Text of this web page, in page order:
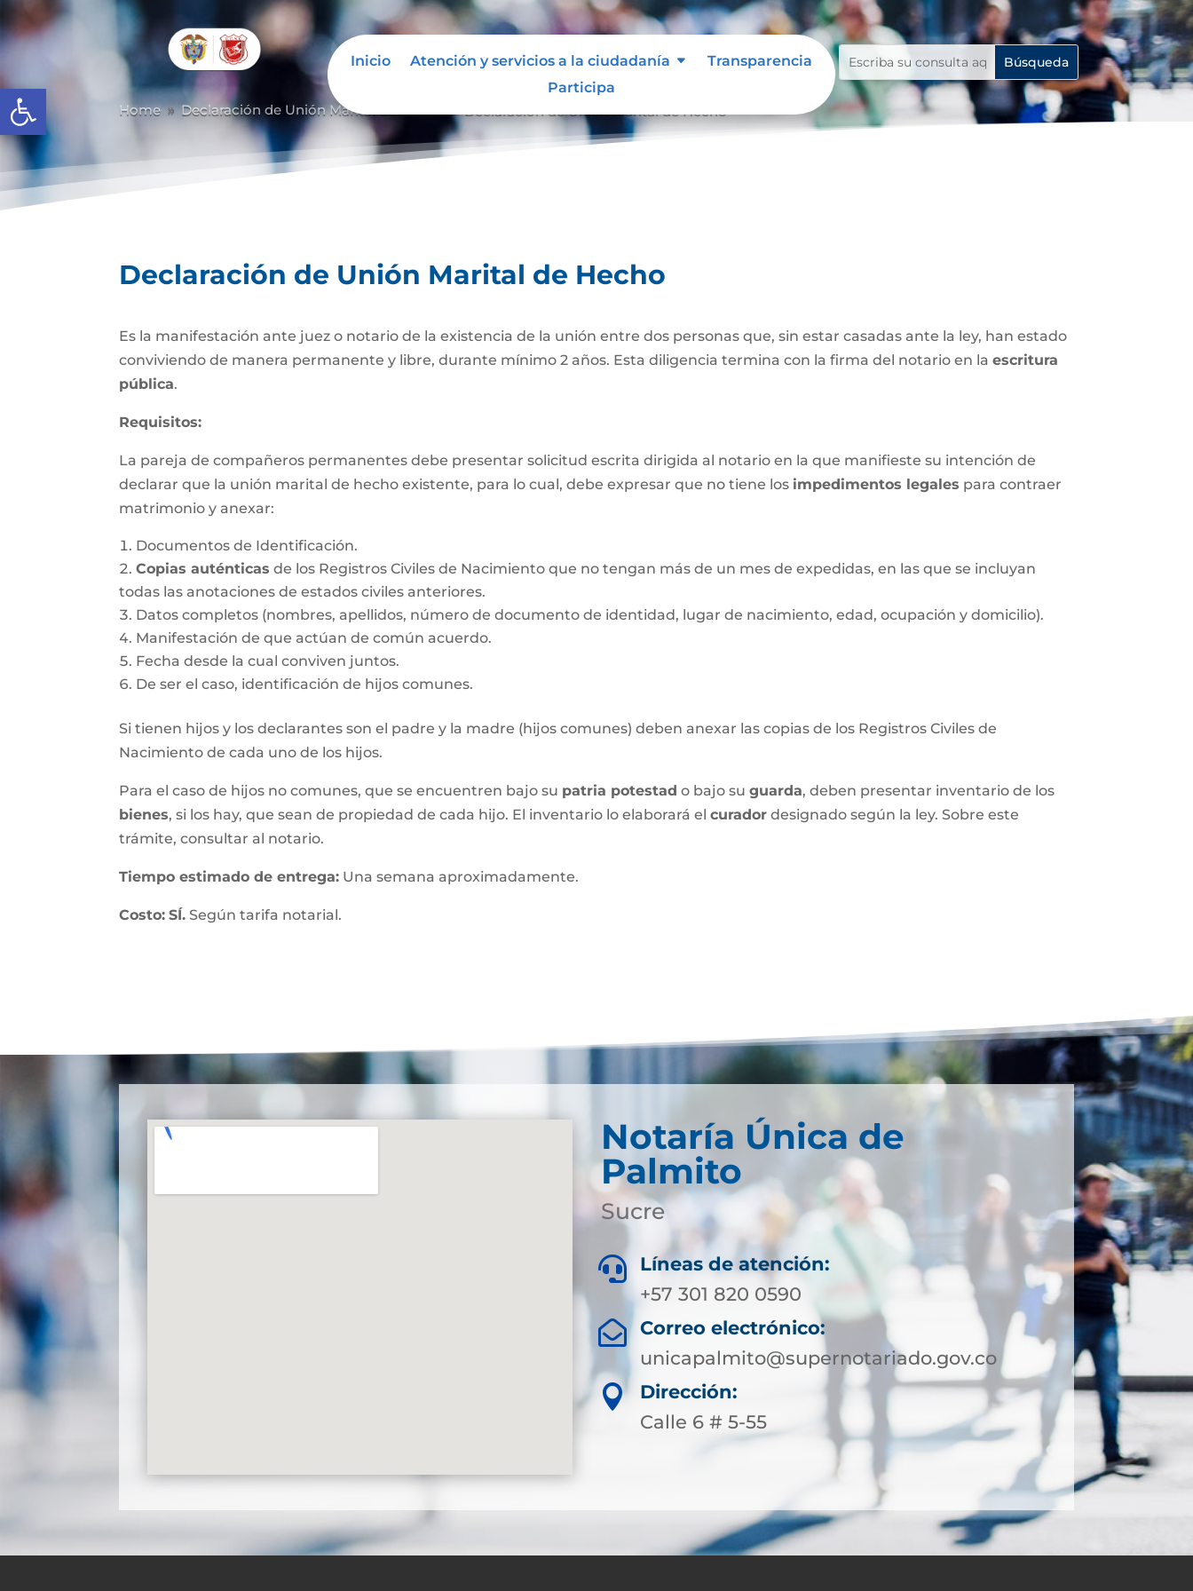
Abrir barra de herramientas
Inicio Atención y servicios a la ciudadanía
Transparencia
Participa
Home 9 Declaración de Unión Marital de Hecho
Declaración de Unión Marital de Hecho
Es la manifestación ante juez o notario de la existencia de la unión entre dos personas que, sin estar casadas ante la ley, han estado
conviviendo de manera permanente y libre, durante mínimo 2 años. Esta diligencia termina con la firma del notario en laescritura
pública.
Requisitos:
La pareja de compañeros permanentes debe presentar solicitud escrita dirigida al notario en la que manifieste su intención de
declarar que la unión marital de hecho existente, para lo cual, debe expresar que no tiene los impedimentos legales para contraer
matrimonio y anexar:
Documentos de Identificación.
Copias auténticas de los Registros Civiles de Nacimiento que no tengan más de un mes de expedidas, en las que se incluyan
todas las anotaciones de estados civiles anteriores.
Datos completos (nombres, apellidos, número de documento de identidad, lugar de nacimiento, edad, ocupación y domicilio).
Manifestación de que actúan de común acuerdo.
Fecha desde la cual conviven juntos.
De ser el caso, identificación de hijos comunes.
Si tienen hijos y los declarantes son el padre y la madre (hijos comunes) deben anexar las copias de los Registros Civiles de
Nacimiento de cada uno de los hijos.
Para el caso de hijos no comunes, que se encuentren bajo su patria potestad o bajo suguarda, deben presentar inventario de los
bienes, si los hay, que sean de propiedad de cada hijo. El inventario lo elaborará elcurador designado según la ley. Sobre este
trámite, consultar al notario.
Tiempo estimado de entrega: Una semana aproximadamente.
Costo: SÍ. Según tarifa notarial.
Notaría Única de
Palmito
Sucre

Líneas de atención:
+57 301 820 0590

Correo electrónico:
unicapalmito@supernotariado.gov.co

Dirección:
Calle 6 # 5-55